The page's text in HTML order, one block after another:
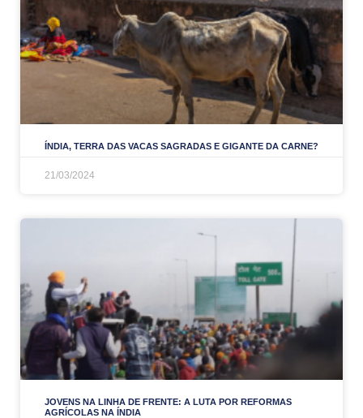
ÍNDIA, TERRA DAS VACAS SAGRADAS E GIGANTE DA CARNE?
21/03/2024
JOVENS NA LINHA DE FRENTE: A LUTA POR REFORMAS
AGRÍCOLAS NA ÍNDIA